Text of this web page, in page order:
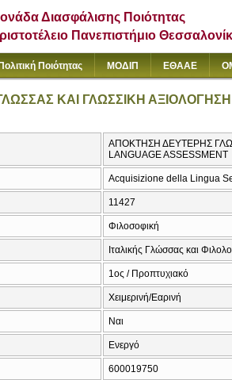
Διασφάλισης Ποιότητας
Πανεπιστήμιο
Πολιτική Ποιότητας ΜΟΔΙΠ ΕΘΑΑΕ
ΚΑΙ ΓΛΩΣΣΙΚΗ ΑΞΙΟΛΟΓΗΣΗ
ΑΠΟΚΤΗΣΗ ΔΕΥΤΕΡΗΣ
LANGUAGE ASSESSMENT
Acquisizione della Lingua
11427
Φιλοσοφική
Ιταλικής Γλώσσας και
1ος / Προπτυχιακό
Χειμερινή/Εαρινή
Ναι
Ενεργό
600019750